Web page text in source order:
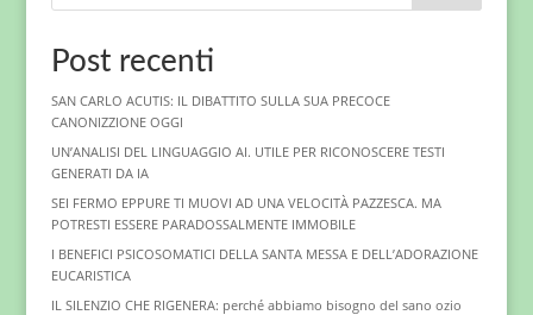
Post recenti
SAN CARLO ACUTIS: IL DIBATTITO SULLA SUA PRECOCE
CANONIZZIONE OGGI
UN’ANALISI DEL LINGUAGGIO AI. UTILE PER RICONOSCERE TESTI
GENERATI DA IA
SEI FERMO EPPURE TI MUOVI AD UNA VELOCITÀ PAZZESCA. MA
POTRESTI ESSERE PARADOSSALMENTE IMMOBILE
I BENEFICI PSICOSOMATICI DELLA SANTA MESSA E DELL’ADORAZIONE
EUCARISTICA
IL SILENZIO CHE RIGENERA: perché abbiamo bisogno del sano ozio